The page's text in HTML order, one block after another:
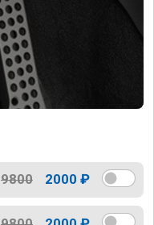
9800 2000 ₽